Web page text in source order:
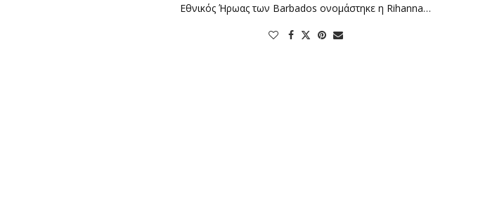
Εθνικός Ήρωας των Barbados ονομάστηκε η Rihanna…